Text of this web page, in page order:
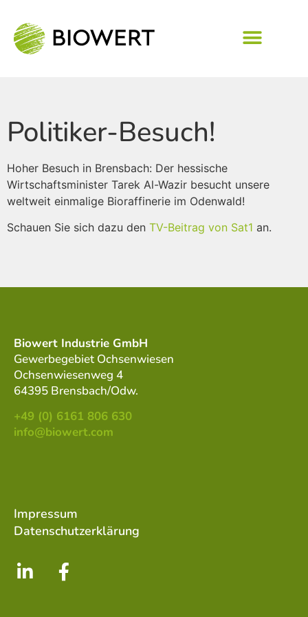
Politiker-Besuch!
Hoher Besuch in Brensbach: Der hessische
Wirtschaftsminister Tarek Al-Wazir besucht unsere
weltweit einmalige Bioraffinerie im Odenwald!
Schauen Sie sich dazu den TV-Beitrag von Sat1 an.
Biowert Industrie GmbH
Gewerbegebiet Ochsenwiesen
Ochsenwiesenweg 4
64395 Brensbach/Odw.
+49 (0) 6161 806 630
info@biowert.com
Impressum
Datenschutzerklärung